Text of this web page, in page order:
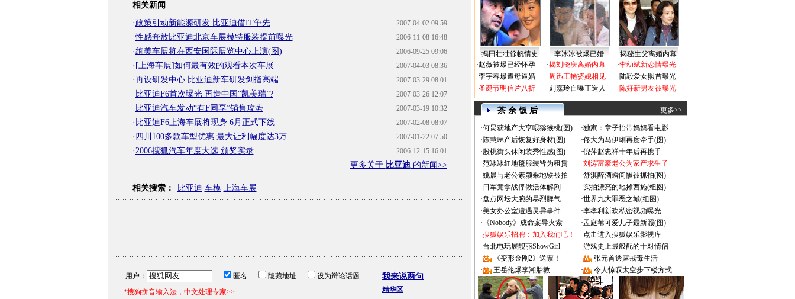
相关新闻
2007-04-02 09:59
·政策引动新能源研发 比亚迪借IT争先
2006-11-08 16:48
·性感奔放比亚迪北京车展模特服装提前曝光
2006-09-25 09:06
·绚美车展将在西安国际展览中心上演(图)
2007-04-03 08:36
· [上海车展]如何最有效的观看本次车展
2007-03-29 08:01
·再设研发中心 比亚迪新车研发剑指高端
2007-03-26 12:07
· 比亚迪F6首次曝光 再造中国“凯美瑞”?
2007-03-19 10:32
· 比亚迪汽车发动“有F同享”销售攻势
2007-02-08 08:07
· 比亚迪F6上海车展将现身 6月正式下线
2007-01-22 07:50
· 四川100多款车型优惠 最大让利幅度达3万
2006-12-15 16:01
·2006搜狐汽车年度大选 颁奖实录
更多关于 比亚迪的新闻>>
相关搜索： 比亚迪 车模 上海车展
用户： 匿名 隐藏地址
设为辩论话题
*搜狗拼音输入法，中文处理专家>>
我来说两句
精华区
揭田壮壮徐帆情史 李冰冰被爆已婚
揭秘生父离婚内幕
·赵薇被爆已经怀孕
·李宇春爆遭母逼婚
·圣诞节明信片八折
·揭刘晓庆离婚内幕
·周迅王艳婆媳相见
·刘嘉玲自曝正造人
·李幼斌新恋情曝光
·陆毅爱女照首曝光
·陈好新男友被曝光
茶 余 饭 后 更多>>
·何炅获地产大亨喂猕猴桃(图) ·独家：章子怡带妈妈看电影
·陈慧琳产后恢复好身材(图) ·佟大为马伊琍再度牵手(图)
·殷桃街头休闲装秀性感(图) ·倪萍赵忠祥十年后再携手
·范冰冰红地毯服装皆为租赁 ·刘涛富豪老公为家产求生子
·姚晨与老公素颜乘地铁被拍 ·舒淇醉酒瞬间惨被抓拍(图)
· 日军竟拿战俘做活体解剖 ·实拍漂亮的地摊西施(组图)
·盘点网坛大腕的暴烈脾气 ·世界九大罪恶之城(组图)
·美女办公室遭遇灵异事件 ·李孝利新欢私密视频曝光
· 《Nobody》成命案导火索 ·孟庭苇可爱儿子最新照(图)
·搜狐娱乐招聘：加入我们吧！ ·点击进入搜狐娱乐影视库
·台北电玩展靓丽ShowGirl ·游戏史上最般配的十对情侣
·
《变形金刚2》送票！ ·
张元首透露戒毒生活
·
王岳伦爆李湘胎教 · 令人惊叹太空步下楼方式